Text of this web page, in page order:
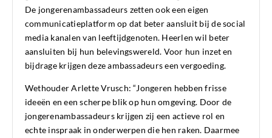
De jongerenambassadeurs zetten ook een eigen
communicatieplatform op dat beter aansluit bij de social
media kanalen van leeftijdgenoten. Heerlen wil beter
aansluiten bij hun belevingswereld. Voor hun inzet en
bijdrage krijgen deze ambassadeurs een vergoeding.
Wethouder Arlette Vrusch: “Jongeren hebben frisse
ideeën en een scherpe blik op hun omgeving. Door de
jongerenambassadeurs krijgen zij een actieve rol en
echte inspraak in onderwerpen die hen raken. Daarmee